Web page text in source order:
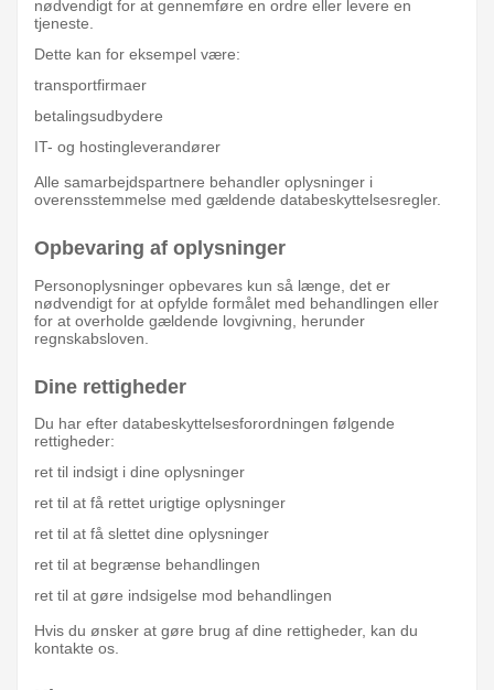
nødvendigt for at gennemføre en ordre eller levere en
tjeneste.
Dette kan for eksempel være:
transportfirmaer
betalingsudbydere
IT- og hostingleverandører
Alle samarbejdspartnere behandler oplysninger i
overensstemmelse med gældende databeskyttelsesregler.
Opbevaring af oplysninger
Personoplysninger opbevares kun så længe, det er
nødvendigt for at opfylde formålet med behandlingen eller
for at overholde gældende lovgivning, herunder
regnskabsloven.
Dine rettigheder
Du har efter databeskyttelsesforordningen følgende
rettigheder:
ret til indsigt i dine oplysninger
ret til at få rettet urigtige oplysninger
ret til at få slettet dine oplysninger
ret til at begrænse behandlingen
ret til at gøre indsigelse mod behandlingen
Hvis du ønsker at gøre brug af dine rettigheder, kan du
kontakte os.